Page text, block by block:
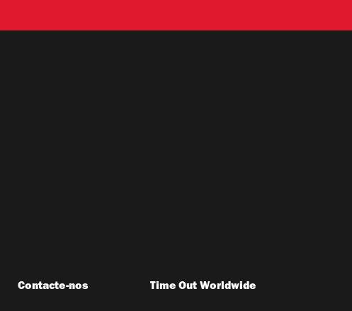
Contacte-nos Time Out Worldwide